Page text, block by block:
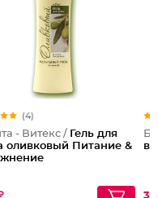
(4)
- Витекс / Гель для
оливковый Питание &